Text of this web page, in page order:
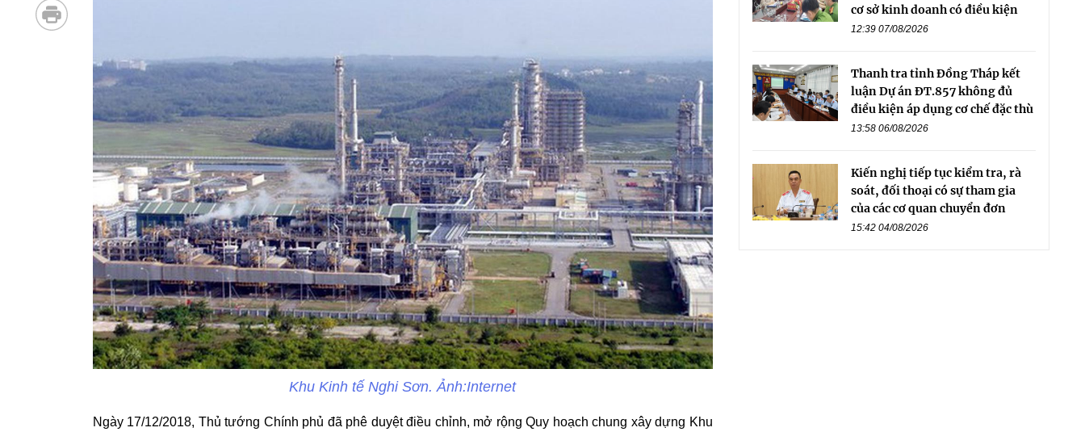
Khu Kinh tế Nghi Sơn. Ảnh:Internet
Ngày 17/12/2018, Thủ tướng Chính phủ đã phê duyệt điều chỉnh, mở rộng Quy hoạch chung xây dựng Khu
cơ sở kinh doanh có điều kiện
12:39 07/08/2026
Thanh tra tỉnh Đồng Tháp kết
luận Dự án ĐT.857 không đủ
điều kiện áp dụng cơ chế đặc thù
13:58 06/08/2026
Kiến nghị tiếp tục kiểm tra, rà
soát, đối thoại có sự tham gia
của các cơ quan chuyển đơn
15:42 04/08/2026